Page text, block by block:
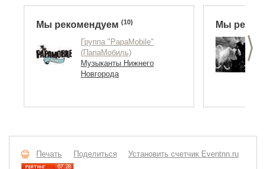
>
Мы рекомендуем (10)
Группа "PapaMobile"
(ПапаМобиль)
Музыканты Нижнего
Новгорода
Мы
Печать Поделиться Установить счетчик Eventnn.ru